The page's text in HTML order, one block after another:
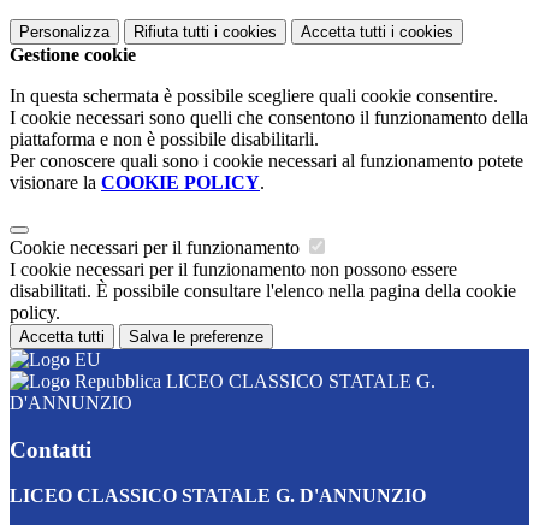
Personalizza Rifiuta tutti i cookies Accetta tutti i cookies
Gestione cookie
In questa schermata è possibile scegliere quali cookie consentire.
I cookie necessari sono quelli che consentono il funzionamento della
piattaforma e non è possibile disabilitarli.
Per conoscere quali sono i cookie necessari al funzionamento potete
visionare la COOKIE POLICY.
Cookie necessari per il funzionamento
I cookie necessari per il funzionamento non possono essere
disabilitati. È possibile consultare l'elenco nella pagina della cookie
policy.
Accetta tutti Salva le preferenze
LICEO CLASSICO STATALE G.
D'ANNUNZIO
Contatti
LICEO CLASSICO STATALE G. D'ANNUNZIO